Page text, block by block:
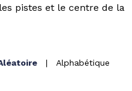
pistes et le centre de la
Alphabétique